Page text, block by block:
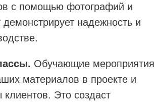
с помощью фотографий и
надежность и
Обучающие мероприятия
материалов в проекте и
Это создаст